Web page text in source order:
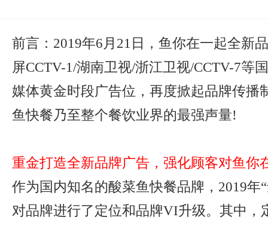
前言：2019年6月21日，鱼你在一起全新
屏CCTV-1/湖南卫视/浙江卫视/CCTV-7等
媒体黄金时段广告位，再度掀起品牌传播
鱼快餐乃至整个餐饮业界的最强声量!
重金打造全新品牌广告，强化顾客对鱼你
作为国内知名的酸菜鱼快餐品牌，2019年
对品牌进行了定位和品牌VI升级。其中，